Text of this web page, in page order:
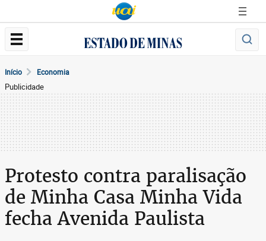
Início Economia
Publicidade
Protesto contra paralisação
de Minha Casa Minha Vida
fecha Avenida Paulista